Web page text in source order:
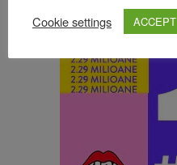
Cookie settings
ACCEPT